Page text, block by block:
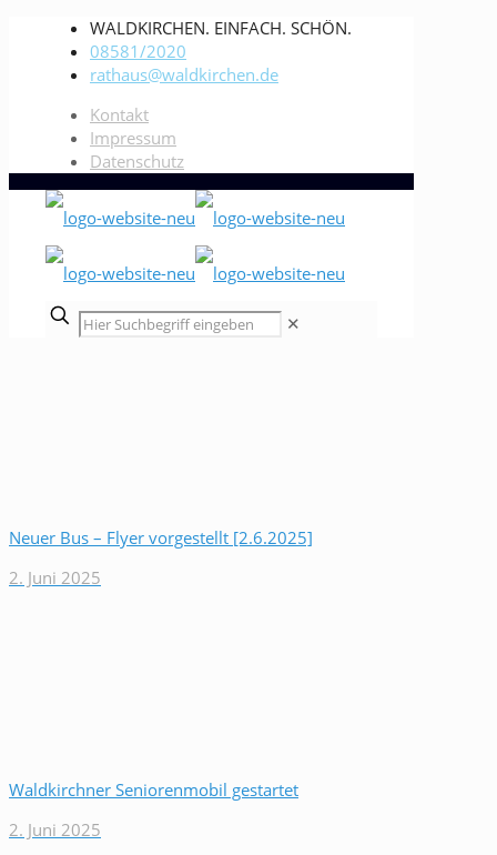
WALDKIRCHEN. EINFACH. SCHÖN.
08581/2020
rathaus@waldkirchen.de
Kontakt
Impressum
Datenschutz
✕
Neuer Bus – Flyer vorgestellt [2.6.2025]
2. Juni 2025
Waldkirchner Seniorenmobil gestartet
2. Juni 2025